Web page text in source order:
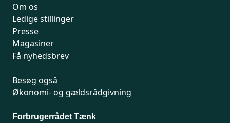
Om os
Ledige stillinger
Presse
Magasiner
Få nyhedsbrev
Besøg også
Økonomi- og gældsrådgivning
Forbrugerrådet Tænk